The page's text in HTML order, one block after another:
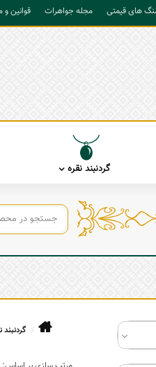
های قیمتی مجله جواهرات قوانین و
گردنبند نقره
گردنبند